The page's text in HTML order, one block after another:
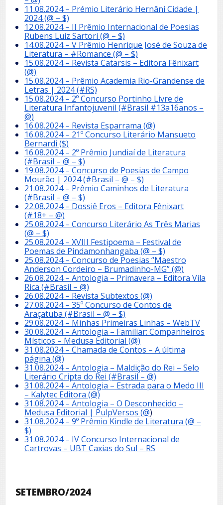
11.08.2024 – Prémio Literário Hernâni Cidade |
2024 (@ – $)
12.08.2024 – II Prêmio Internacional de Poesias
Rubens Luiz Sartori (@ – $)
14.08.2024 – V Prêmio Henrique José de Souza de
Literatura – #Romance (@ – $)
15.08.2024 – Revista Catarsis – Editora Fênixart
(@)
15.08.2024 – Prêmio Academia Rio-Grandense de
Letras | 2024 (#RS)
15.08.2024 – 2º Concurso Portinho Livre de
Literatura Infantojuvenil (#Brasil #13a16anos –
@)
16.08.2024 – Revista Esparrama (@)
16.08.2024 – 21º Concurso Literário Mansueto
Bernardi ($)
16.08.2024 – 2º Prêmio Jundiaí de Literatura
(#Brasil – @ – $)
19.08.2024 – Concurso de Poesias de Campo
Mourão | 2024 (#Brasil – @ – $)
21.08.2024 – Prêmio Caminhos de Literatura
(#Brasil – @ – $)
22.08.2024 – Dossiê Eros – Editora Fênixart
(#18+ – @)
25.08.2024 – Concurso Literário As Três Marias
(@ – $)
25.08.2024 – XVIII Festipoema – Festival de
Poemas de Pindamonhangaba (@ – $)
25.08.2024 – Concurso de Poesias “Maestro
Anderson Cordeiro – Brumadinho-MG” (@)
26.08.2024 – Antologia – Primavera – Editora Vila
Rica (#Brasil – @)
26.08.2024 – Revista Subtextos (@)
27.08.2024 – 35º Concurso de Contos de
Araçatuba (#Brasil – @ – $)
29.08.2024 – Minhas Primeiras Linhas – WebTV
30.08.2024 – Antologia – Familiar: Companheiros
Místicos – Medusa Editorial (@)
31.08.2024 – Chamada de Contos – A última
página (@)
31.08.2024 – Antologia – Maldição do Rei – Selo
Literário Cripta do Rei (#Brasil – @)
31.08.2024 – Antologia – Estrada para o Medo III
– Kalytec Editora (@)
31.08.2024 – Antologia – O Desconhecido –
Medusa Editorial | PulpVersos (@)
31.08.2024 – 9º Prêmio Kindle de Literatura (@ –
$)
31.08.2024 – IV Concurso Internacional de
Cartrovas – UBT Caxias do Sul – RS
SETEMBRO/2024